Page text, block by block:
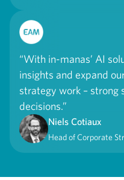
“With in-manas’ AI
insights and expand
strategy work –
decisions.”
Niels Cotiaux
Head of Corporate